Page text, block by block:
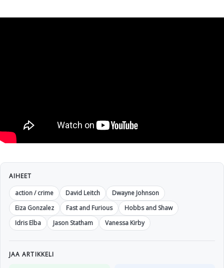
AIHEET
action / crime
David Leitch
Dwayne Johnson
Eiza Gonzalez
Fast and Furious
Hobbs and Shaw
Idris Elba
Jason Statham Vanessa Kirby
JAA ARTIKKELI